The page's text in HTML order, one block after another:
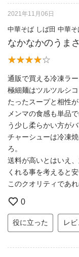
2021年11月06日
中華そば しば田 中華そ
なかなかのうまさ
通販で買える冷凍ラ
極細麺はツルツルシ
たったスープと相性が
メンマの食感も単品
う少し柔らかい方がバ
チャーシューは冷凍
ろ。
送料が高いとはいえ
くれる事を考えると安
このクオリティであ
0
役に立った レ